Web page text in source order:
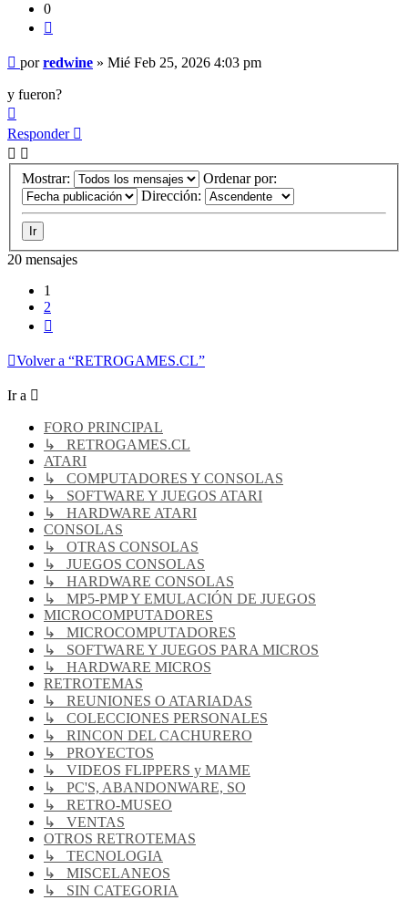
0
Mensaje
porredwine » Mié Feb 25, 2026 4:03 pm
y fueron?
Responder
Mostrar:
Ordenar por:
Dirección:
20 mensajes
1
2
Volver a “RETROGAMES.CL”
Ir a
FORO PRINCIPAL
↳ RETROGAMES.CL
ATARI
↳ COMPUTADORES Y CONSOLAS
↳ SOFTWARE Y JUEGOS ATARI
↳ HARDWARE ATARI
CONSOLAS
↳ OTRAS CONSOLAS
↳ JUEGOS CONSOLAS
↳ HARDWARE CONSOLAS
↳ MP5-PMP Y EMULACIÓN DE JUEGOS
MICROCOMPUTADORES
↳ MICROCOMPUTADORES
↳ SOFTWARE Y JUEGOS PARA MICROS
↳ HARDWARE MICROS
RETROTEMAS
↳ REUNIONES O ATARIADAS
↳ COLECCIONES PERSONALES
↳ RINCON DEL CACHURERO
↳ PROYECTOS
↳ VIDEOS FLIPPERS y MAME
↳ PC'S, ABANDONWARE, SO
↳ RETRO-MUSEO
↳ VENTAS
OTROS RETROTEMAS
↳ TECNOLOGIA
↳ MISCELANEOS
↳ SIN CATEGORIA